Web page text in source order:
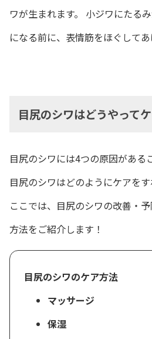
ワが生まれます。 小ジワにたる
になる前に、表情筋をほぐしてあ
目尻のシワはどうやって
目尻のシワには4つの原因がある
目尻のシワはどのようにケアを
ここでは、目尻のシワの改善・
方法をご紹介します！
目尻のシワのケア方法
マッサージ
保湿